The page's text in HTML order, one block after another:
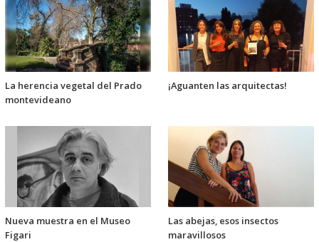
La herencia vegetal del Prado
montevideano
¡Aguanten las arquitectas!
Nueva muestra en el Museo
Figari
Las abejas, esos insectos
maravillosos